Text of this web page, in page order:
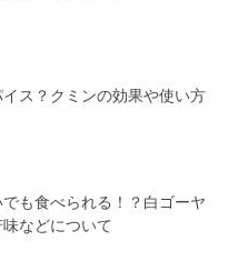
ス？クミンの効果や使い方
も食べられる！？白ゴーヤ
などについて